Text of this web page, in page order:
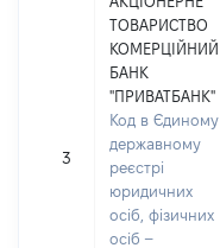
3
ТОВАРИСТВО
КОМЕРЦІЙНИЙ
БАНК
"ПРИВАТБАНК"
Код в Єдиному
державному
реєстрі
юридичних
осіб, фізичних
осіб –